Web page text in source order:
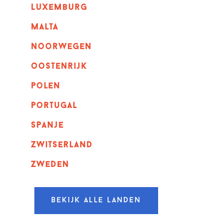
luxemburg
malta
noorwegen
oostenrijk
polen
portugal
spanje
zwitserland
zweden
Bekijk alle landen